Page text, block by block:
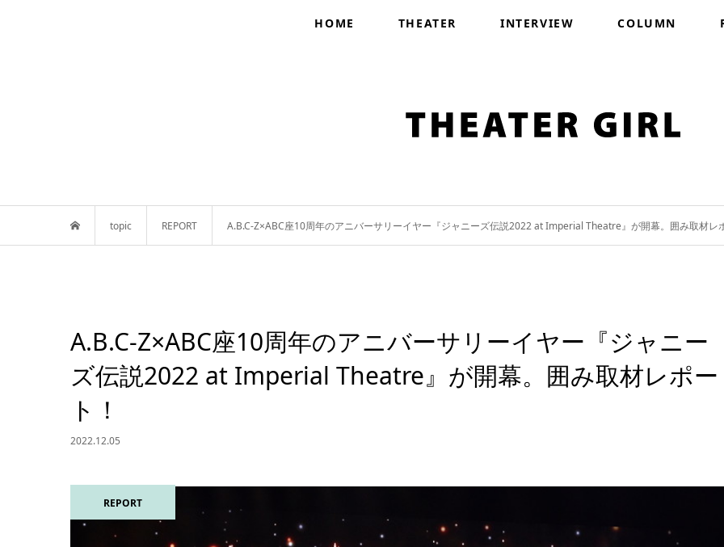
HOME THEATER INTERVIEW COLUMN
topic REPORT A.B.C-Z×ABC座10周年のアニバーサリーイヤー『ジャニーズ伝説2022 at Imperial Theatre』が開幕。囲み取材レ
A.B.C-Z×ABC座10周年のアニバーサリーイヤー『ジャニー
ズ伝説2022 at Imperial Theatre』が開幕。囲み取材レポー
ト！
2022.12.05
REPORT